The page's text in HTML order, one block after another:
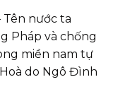
Tên nước ta
Pháp và chống
miền nam tự
do Ngô Đình